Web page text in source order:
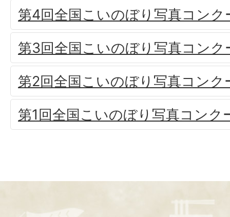
第4回全国こいのぼり写真コンク
第3回全国こいのぼり写真コンク
第2回全国こいのぼり写真コンク
第1回全国こいのぼり写真コンク